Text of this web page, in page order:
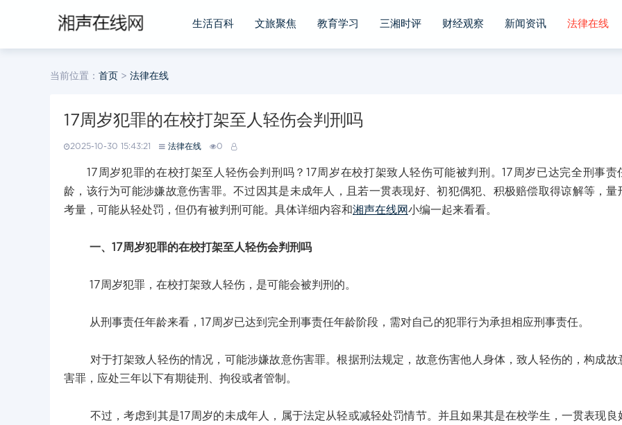
生活百科 文旅聚焦 教育学习 三湘时评 财经观察 新闻资讯 法律在线
当前位置： 首页 > 法律在线
17周岁犯罪的在校打架至人轻伤会判刑吗
2025-10-30 15:43:21 法律在线 0
17周岁犯罪的在校打架至人轻伤会判刑吗？17周岁在校打架致人轻伤可能被判刑。17周岁已达完全刑事责
龄，该行为可能涉嫌故意伤害罪。不过因其是未成年人，且若一贯表现好、初犯偶犯、积极赔偿取得谅解等，量
考量，可能从轻处罚，但仍有被判刑可能。具体详细内容和湘声在线网小编一起来看看。
一、17周岁犯罪的在校打架至人轻伤会判刑吗
17周岁犯罪，在校打架致人轻伤，是可能会被判刑的。
从刑事责任年龄来看，17周岁已达到完全刑事责任年龄阶段，需对自己的犯罪行为承担相应刑事责任。
对于打架致人轻伤的情况，可能涉嫌故意伤害罪。根据刑法规定，故意伤害他人身体，致人轻伤的，构成故
害罪，应处三年以下有期徒刑、拘役或者管制。
不过，考虑到其是17周岁的未成年人，属于法定从轻或减轻处罚情节。并且如果其是在校学生，一贯表现良